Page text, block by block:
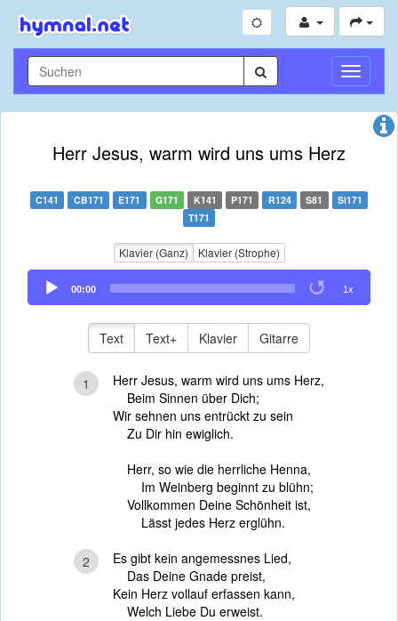
Herr Jesus, warm wird uns ums Herz
C141 CB171 E171 G171 K141 P171 R124 S81
Si171
T171
Klavier (Ganz) Klavier (Strophe)
Audio
Player
00:00 1x
Text Text+ Klavier Gitarre
1
Herr Jesus, warm wird uns ums Herz,
Beim Sinnen über Dich;
Wir sehnen uns entrückt zu sein
Zu Dir hin ewiglich.
Herr, so wie die herrliche Henna,
Im Weinberg beginnt zu blühn;
Vollkommen Deine Schönheit ist,
Lässt jedes Herz erglühn.
2
Es gibt kein angemessnes Lied,
Das Deine Gnade preist,
Kein Herz vollauf erfassen kann,
Welch Liebe Du erweist.